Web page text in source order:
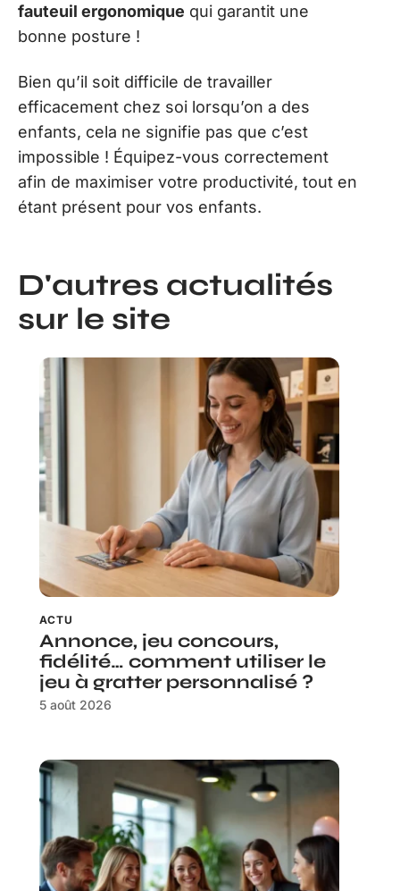
fauteuil ergonomique qui garantit une
bonne posture !
Bien qu’il soit difficile de travailler
efficacement chez soi lorsqu’on a des
enfants, cela ne signifie pas que c’est
impossible ! Équipez-vous correctement
afin de maximiser votre productivité, tout en
étant présent pour vos enfants.
D'autres actualités
sur le site
ACTU
Annonce, jeu concours,
fidélité… comment utiliser le
jeu à gratter personnalisé ?
5 août 2026